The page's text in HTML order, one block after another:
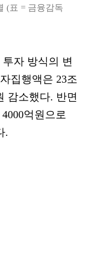
(표 = 금융감독
자 방식의 변
집행액은 23조
감소했다. 반면
억원으로
.